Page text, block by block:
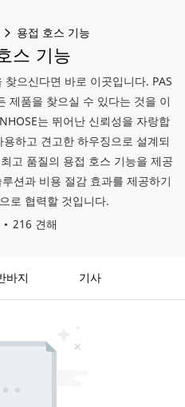
용접 호스 기능
스 기능
으신다면 바로 이곳입니다. PAS
제품을 찾으실 수 있다는 것을 이
는 뛰어난 신뢰성을 자랑합
하고 견고한 하우징으로 설계되
고 품질의 용접 호스 기능을 제공
션과 비용 절감 효과를 제공하기
로 협력할 것입니다.
216 견해
바지 기사